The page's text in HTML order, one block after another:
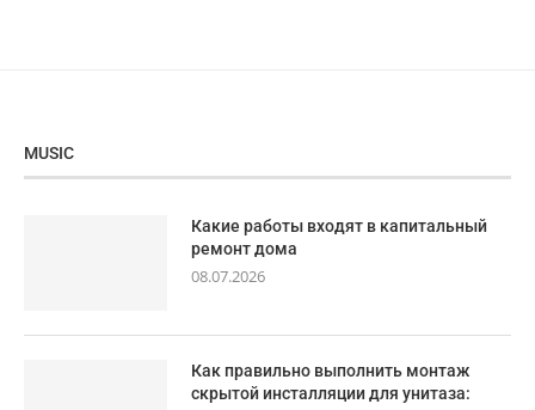
MUSIC
Какие работы входят в капитальный
ремонт дома
08.07.2026
Как правильно выполнить монтаж
скрытой инсталляции для унитаза: